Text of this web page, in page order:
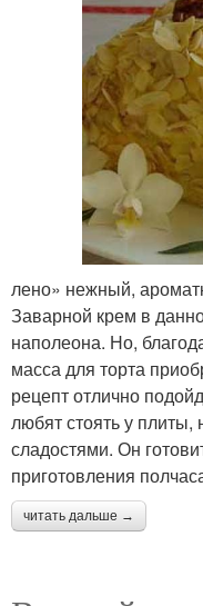
лено» нежный,
Заварной крем в
наполеона. Но,
масса для торта
рецепт отлично
любят стоять у
сладостями. Он
приготовления
читать дальше →